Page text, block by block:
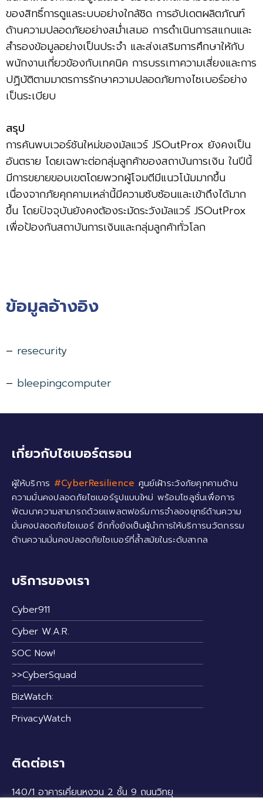
ของสิทธิ์การดูแลระบบอย่างใกล้ชิด การอัปเดตผลิตภัณฑ์
ด้านความปลอดภัยอย่างสม่ำเสมอ การดำเนินการสแกนและ
สำรองข้อมูลอย่างเป็นประจำ และส่งเสริมการศึกษาให้กับ
พนักงานเกี่ยวข้องกับเทคนิค การบรรเทาความเสี่ยงและการ
ปฏิบัติตามมาตรการรักษาความปลอดภัยทางไซเบอร์อย่าง
เป็นระเบียบ
สรุป
การค้นพบเวอร์ชันใหม่ของมัลแวร์ JSOutProx ยังคงเป็น
อันตราย โดยเฉพาะต่อกลุ่มลูกค้าของสถาบันการเงิน ในปีนี้
มีการขยายขอบเขตโดยพวกผู้โจมตีมีแนวโน้มมากขึ้น
เนื่องจากภัยคุกคามเหล่านี้มีความซับซ้อนและเข้าถึงได้มาก
ขึ้น โดยปัจจุบันยังคงต้องระมัดระวังมัลแวร์ JSOutProx
เพื่อป้องกันสถาบันการเงินและกลุ่มลูกค้าทั่วโลก
ข้อมูลอ้างอิง
– resecurity
– bleepingcomputer
เกี่ยวกับไซเบอร์ตรอน
ผู้ให้บริการ #CyberResilience ศูนย์เฝ้าระวังภัยคุกคามด้าน
ความมั่นคงปลอดภัยไซเบอร์รูปแบบใหม่ พร้อมโซลูชั่นเพื่อการ
พัฒนาความสามารถด้วยแพลตฟอร์มการจำลองยุทธ์ด้านความ
มั่นคงปลอดภัยไซเบอร์ อีกทั้งยังเป็นผู้นำการให้บริการนวัตกรรม
ด้านความมั่นคงปลอดภัยไซเบอร์ที่ล้ำสมัยในระดับสากล
บริการของเรา
Cyber911
Cyber W.A.R.
SOC Now!
>>CyberSquad
BizWatch:
PrivacyWatch
ติดต่อเรา
140/1 อาคารเคี่ยนหงวน 2 ชั้น 9 ถนนวิทยุ